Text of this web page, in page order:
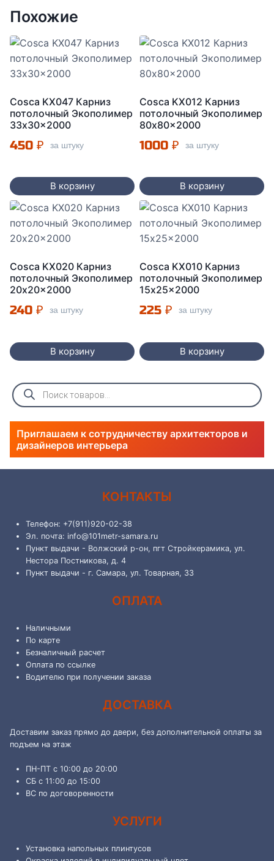
Похожие
Cosca KX047 Карниз
потолочный Экополимер
33x30x2000
450 ₽ за штуку
В корзину
Cosca KX012 Карниз
потолочный Экополимер
80x80x2000
1000 ₽ за штуку
В корзину
Cosca KX020 Карниз
потолочный Экополимер
20x20x2000
240 ₽ за штуку
В корзину
Cosca KX010 Карниз
потолочный Экополимер
15x25x2000
225 ₽ за штуку
В корзину
Поиск
товаров
Приглашаем к сотрудничеству архитекторов и
дизайнеров интерьера
КОНТАКТЫ
Телефон: +7(911)920-02-38
Эл. почта: info@101metr-samara.ru
Пункт выдачи - Волжский р-он, пгт Стройкерамика, ул.
Нестора Постникова, д. 4
Пункт выдачи - г. Самара, ул. Товарная, 33
ОПЛАТА
Наличными
По карте
Безналичный расчет
Оплата по ссылке
Водителю при получении заказа
ДОСТАВКА
Доставим заказ прямо до двери, без дополнительной оплаты за
подъем на этаж
ПН-ПТ с 10:00 до 20:00
СБ с 11:00 до 15:00
ВС по договоренности
УСЛУГИ
Установка напольных плинтусов